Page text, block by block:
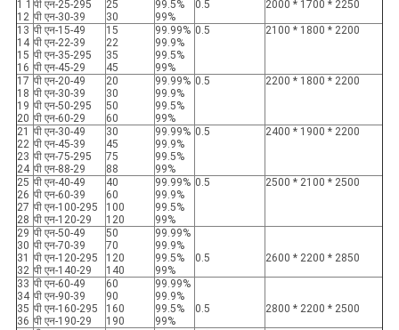
1 1
12
पी एन-25-295
पी एन-30-39
25
30
99.5%
99%
0.5 2000 * 1700 * 2250
13
14
15
16
पी एन-15-49
पी एन-22-39
पी एन-35-295
पी एन-45-29
15
22
35
45
99.99%
99.9%
99.5%
99%
0.5 2100 * 1800 * 2200
17
18
19
20
पी एन-20-49
पी एन-30-39
पी एन-50-295
पी एन-60-29
20
30
50
60
99.99%
99.9%
99.5%
99%
0.5 2200 * 1800 * 2200
21
22
23
24
पी एन-30-49
पी एन-45-39
पी एन-75-295
पी एन-88-29
30
45
75
88
99.99%
99.9%
99.5%
99%
0.5 2400 * 1900 * 2200
25
26
27
28
पी एन-40-49
पी एन-60-39
पी एन-100-295
पी एन-120-29
40
60
100
120
99.99%
99.9%
99.5%
99%
0.5 2500 * 2100 * 2500
29
30
31
32
पी एन-50-49
पी एन-70-39
पी एन-120-295
पी एन-140-29
50
70
120
140
99.99%
99.9%
99.5%
99%
0.5 2600 * 2200 * 2850
33
34
35
36
पी एन-60-49
पी एन-90-39
पी एन-160-295
पी एन-190-29
60
90
160
190
99.99%
99.9%
99.5%
99%
0.5 2800 * 2200 * 2500